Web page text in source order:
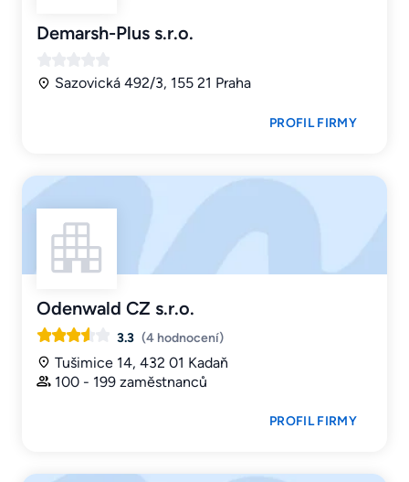
Demarsh-Plus s.r.o.
Sazovická 492/3, 155 21 Praha
PROFIL FIRMY
Odenwald CZ s.r.o.
3.3 (4 hodnocení)
Tušimice 14, 432 01 Kadaň
100 - 199 zaměstnanců
PROFIL FIRMY